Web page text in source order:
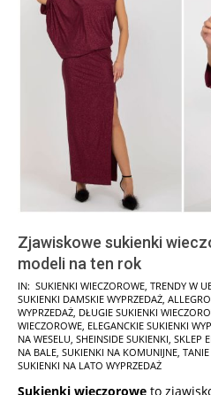
Zjawiskowe sukienki
modeli na ten rok
2025-
10-
20
IN: SUKIENKI WIECZOROWE, TRENDY W
SUKIENKI DAMSKIE WYPRZEDAŻ,
WYPRZEDAŻ, DŁUGIE SUKIENKI
WIECZOROWE, ELEGANCKIE SUKIENKI
NA WESELU, SHEINSIDE SUKIENKI, SKLEP
NA BALE, SUKIENKI NA KOMUNIJNE,
SUKIENKI NA LATO WYPRZEDAŻ
Sukienki wieczorowe to